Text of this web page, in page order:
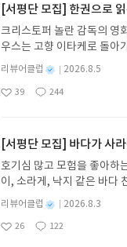
그것보다는 좀 더 무겁다.
관련된 작품 등 사회 문제
다. 마냥 가볍게 읽기만은
다칠 수 밖에 없다.나 또한
물론 읽은 보람은 있었다.
그 과정에서 유투브를 통해
서 평범하고, 또는 어떤 면
라의 다양한 사이비 종교의
키의 이야기는 나에게 꽤나
오긴 했지만 그들의 믿음
나지도 못하는 지에 대해
하지만서도.잡문이란 표준
[서평단 모집] 한권으로
크리스토퍼 놀란 감독의 영
우스는 고향 이타케로 돌아
다. 그리스 철학 전공자인
어내, 고전이 낯선 독자도
의 대서사시가 가장 읽기
주소/연락처를 업데이트
먼저 작성한 리뷰를 올려
글의 댓글로 신청해주세요
도서/상품 발송- 도서/상품
니다.- 주소/연락처에 문제
리뷰 작성- 도서/상품을 받
별
리뷰어클럽
성
2026.8.5
좋
39
댓
244
작
[서평단 모집] 바다가 사
호기심 많고 모험을 좋아하
이, 소라게, 낙지 같은 바다
데, 과연 바다에 무슨 일이
보세요!바다가 사라졌다!
6.08.03 ~ 2026.08.07발표
별
리뷰어클럽
성
2026.8.3
좋
26
댓
122
작